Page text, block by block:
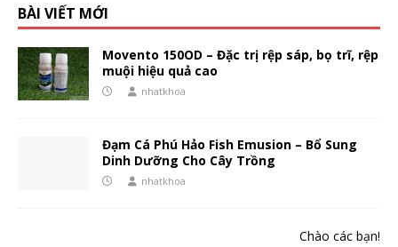
BÀI VIẾT MỚI
Movento 150OD – Đặc trị rệp sáp, bọ trĩ, rệp
muội hiệu quả cao
nhatkhoa
Đạm Cá Phú Hảo Fish Emusion – Bổ Sung
Dinh Dưỡng Cho Cây Trồng
nhatkhoa
Chào các bạn!